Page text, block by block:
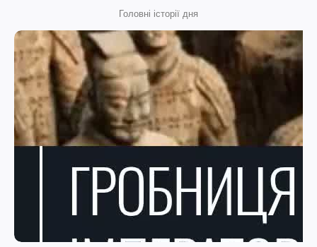
Головні історії дня